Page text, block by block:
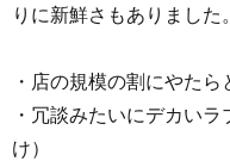
りに新鮮さもありました。
・店の規模の割にやた
・冗談みたいにデカい
け）